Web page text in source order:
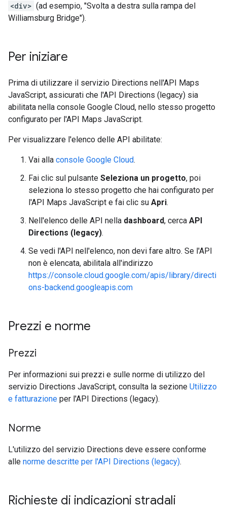
<div> (ad esempio, "Svolta a destra sulla rampa del
Williamsburg Bridge").
Per iniziare
Prima di utilizzare il servizio Directions nell'API Maps
JavaScript, assicurati che l'API Directions (legacy) sia
abilitata nella console Google Cloud, nello stesso progetto
configurato per l'API Maps JavaScript.
Per visualizzare l'elenco delle API abilitate:
Vai alla console Google Cloud.
Fai clic sul pulsante Seleziona un progetto, poi
seleziona lo stesso progetto che hai configurato per
l'API Maps JavaScript e fai clic su Apri.
Nell'elenco delle API nella dashboard, cerca API
Directions (legacy).
Se vedi l'API nell'elenco, non devi fare altro. Se l'API
non è elencata, abilitala all'indirizzo
https://console.cloud.google.com/apis/library/directi
ons-backend.googleapis.com
Prezzi e norme
Prezzi
Per informazioni sui prezzi e sulle norme di utilizzo del
servizio Directions JavaScript, consulta la sezione Utilizzo
e fatturazione per l'API Directions (legacy).
Norme
L'utilizzo del servizio Directions deve essere conforme
alle norme descritte per l'API Directions (legacy).
Richieste di indicazioni stradali